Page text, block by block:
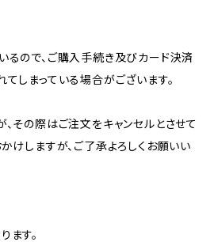
るので、ご購入手続き及びカード決済
しまっている場合がございます。
その際はご注文をキャンセルとさせて
けしますが、ご了承よろしくお願いい
ます。